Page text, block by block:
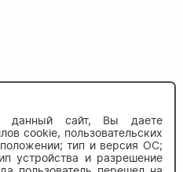
данный сайт, Вы даете
cookie, пользовательских
тип и версия ОС;
устройства и разрешение